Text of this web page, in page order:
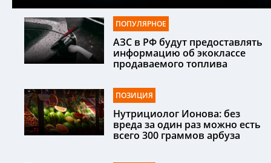
ПОПУЛЯРНОЕ
АЗС в РФ будут предоставлять
информацию об экоклассе
продаваемого топлива
ПОЗИЦИЯ
Нутрициолог Ионова: без
вреда за один раз можно есть
всего 300 граммов арбуза